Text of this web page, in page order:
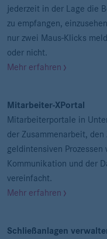
jederzeit in der Lage die
zu empfangen,
nur zwei Maus-Klicks
oder nicht.
Mehr erfahren
Mitarbeiter-XPortal
Mitarbeiterportale in
der Zusammenarbeit, den
geldintensiven
Kommunikation und der
vereinfacht.
Mehr erfahren
Schließanlagen